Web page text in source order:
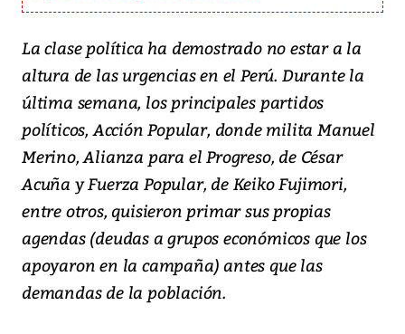
La clase política ha demostrado no estar a la
altura de las urgencias en el Perú. Durante la
última semana, los principales partidos
políticos, Acción Popular, donde milita Manuel
Merino, Alianza para el Progreso, de César
Acuña y Fuerza Popular, de Keiko Fujimori,
entre otros, quisieron primar sus propias
agendas (deudas a grupos económicos que los
apoyaron en la campaña) antes que las
demandas de la población.